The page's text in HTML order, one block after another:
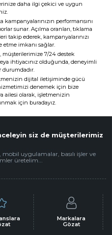
daha ilgi çekici ve uygun
kampanyalarınızın performansını
sunar. Açılma oranları, tıklama
takip ederek, kampanyalarınızı
etme imkanı sağlar.
müşterilerimize 7/24 destek
ihtiyacınız olduğunda, deneyimli
durumdadır.
dijital iletişiminde gücü
denemek için bize
ailesi olarak, işletmenizin
için buradayız.
siz de müşterilerimiz
mobil uygulamalar, basılı işler ve
üretelim...
Markalara
Gözat